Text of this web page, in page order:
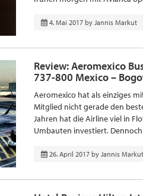
4. Mai 2017 by Jannis Markut
Review: Aeromexico
737-800 Mexico –
Aeromexico hat als einziges
Mitglied nicht gerade den
Jahren hat die Airline viel in
Umbauten investiert.
26. April 2017 by Jannis Markut